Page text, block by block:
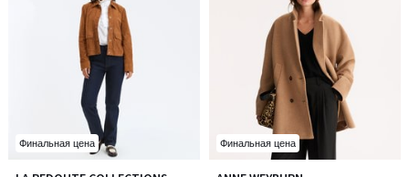
Финальная цена Финальная цена